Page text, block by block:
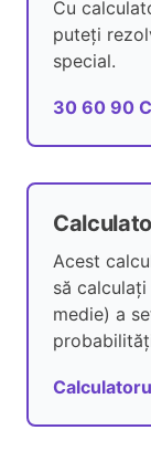
Cu
puteți
special.
30 60 90
Acest
să
medie) a